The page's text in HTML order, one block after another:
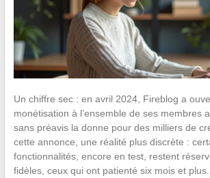
Un chiffre sec : en avril 2024, Fireblog a
monétisation à l’ensemble de ses membres
sans préavis la donne pour des milliers de
cette annonce, une réalité plus discrète :
fonctionnalités, encore en test, restent
fidèles, ceux qui ont patienté six mois et